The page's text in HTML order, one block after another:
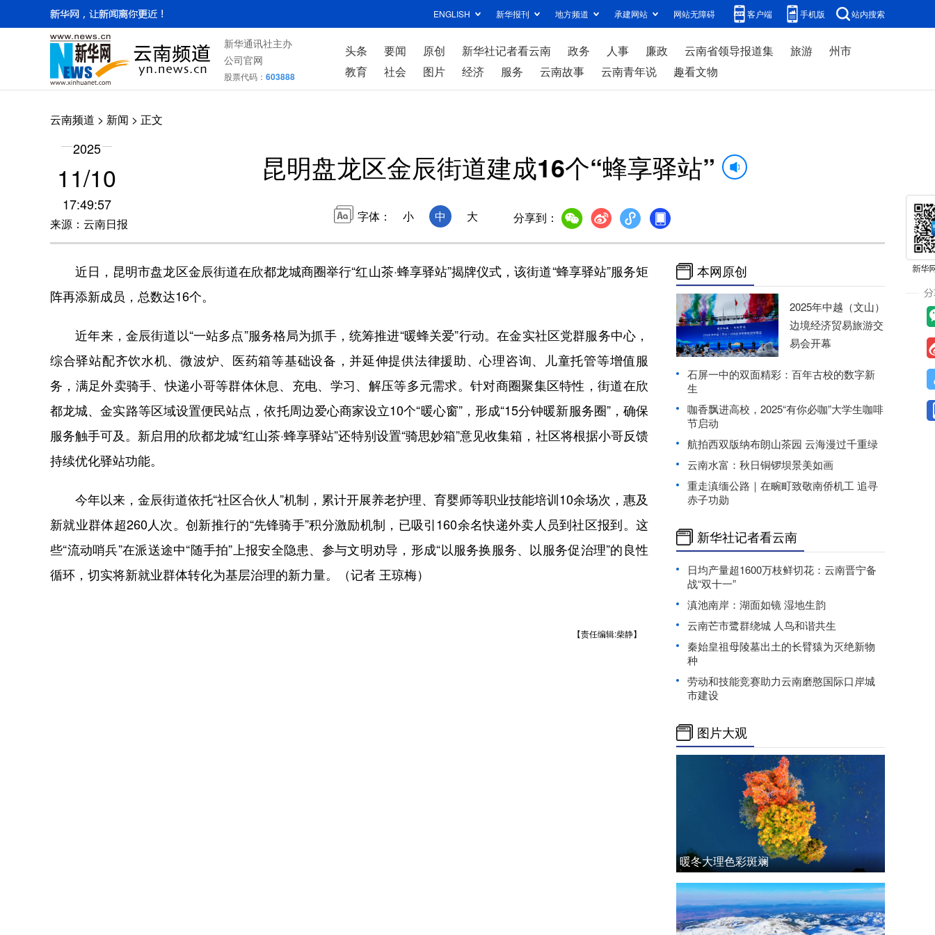
ENGLISH 新华报刊 地方频道 承建网站 网站无障碍 客户端 手机版 站内搜索
新华通讯社主办
公司官网
股票代码： 603888
头条 要闻 原创 新华社记者看云南 政务 人事 廉政 云南省领导报道集 旅游
州市
教育
社会 图片 经济 服务 云南故事 云南青年说 趣看文物
云南频道 > 新闻 > 正文
2025
11/10
17:49:57
来源：云南日报
昆明盘龙区金辰街道建成16个“蜂享驿站”
字体： 小 中 大 分享到：
近日，昆明市盘龙区金辰街道在欣都龙城商圈举行“红山茶·蜂享驿站”揭牌仪式，该街道“蜂享驿站”服务矩
阵再添新成员，总数达16个。
近年来，金辰街道以“一站多点”服务格局为抓手，统筹推进“暖蜂关爱”行动。在金实社区党群服务中心，
综合驿站配齐饮水机、微波炉、医药箱等基础设备，并延伸提供法律援助、心理咨询、儿童托管等增值服
务，满足外卖骑手、快递小哥等群体休息、充电、学习、解压等多元需求。针对商圈聚集区特性，街道在欣
都龙城、金实路等区域设置便民站点，依托周边爱心商家设立10个“暖心窗”，形成“15分钟暖新服务圈”，确保
服务触手可及。新启用的欣都龙城“红山茶·蜂享驿站”还特别设置“骑思妙箱”意见收集箱，社区将根据小哥反馈
持续优化驿站功能。
今年以来，金辰街道依托“社区合伙人”机制，累计开展养老护理、育婴师等职业技能培训10余场次，惠及
新就业群体超260人次。创新推行的“先锋骑手”积分激励机制，已吸引160余名快递外卖人员到社区报到。这
些“流动哨兵”在派送途中“随手拍”上报安全隐患、参与文明劝导，形成“以服务换服务、以服务促治理”的良性
循环，切实将新就业群体转化为基层治理的新力量。（记者 王琼梅）
【责任编辑:柴静】
本网原创
2025年中越（文山）
边境经济贸易旅游交
易会开幕
石屏一中的双面精彩：百年古校的数字新
生
咖香飘进高校，2025“有你必咖”大学生咖啡
节启动
航拍西双版纳布朗山茶园 云海漫过千重绿
云南水富：秋日铜锣坝景美如画
重走滇缅公路｜在畹町致敬南侨机工 追寻
赤子功勋
新华社记者看云南
日均产量超1600万枝鲜切花：云南晋宁备
战“双十一”
滇池南岸：湖面如镜 湿地生韵
云南芒市鹭群绕城 人鸟和谐共生
秦始皇祖母陵墓出土的长臂猿为灭绝新物
种
劳动和技能竞赛助力云南磨憨国际口岸城
市建设
图片大观
暖冬大理色彩斑斓